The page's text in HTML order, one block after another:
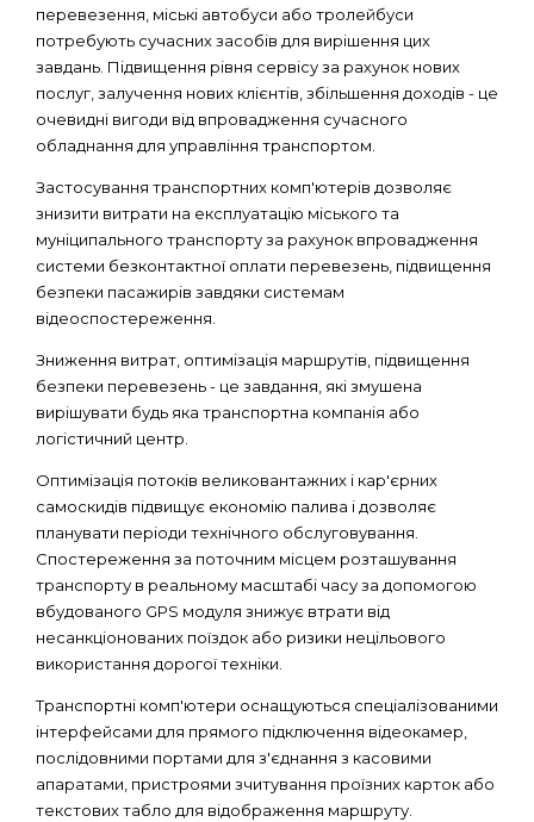
перевезення, міські автобуси або тролейбуси
потребують сучасних засобів для вирішення цих
завдань. Підвищення рівня сервісу за рахунок нових
послуг, залучення нових клієнтів, збільшення доходів - це
очевидні вигоди від впровадження сучасного
обладнання для управління транспортом.
Застосування транспортних комп'ютерів дозволяє
знизити витрати на експлуатацію міського та
муніципального транспорту за рахунок впровадження
системи безконтактної оплати перевезень, підвищення
безпеки пасажирів завдяки системам
відеоспостереження.
Зниження витрат, оптимізація маршрутів, підвищення
безпеки перевезень - це завдання, які змушена
вирішувати будь яка транспортна компанія або
логістичний центр.
Оптимізація потоків великовантажних і кар'єрних
самоскидів підвищує економію палива і дозволяє
планувати періоди технічного обслуговування.
Спостереження за поточним місцем розташування
транспорту в реальному масштабі часу за допомогою
вбудованого GPS модуля знижує втрати від
несанкціонованих поїздок або ризики нецільового
використання дорогої техніки.
Транспортні комп'ютери оснащуються спеціалізованими
інтерфейсами для прямого підключення відеокамер,
послідовними портами для з'єднання з касовими
апаратами, пристроями зчитування проїзних карток або
текстових табло для відображення маршруту.